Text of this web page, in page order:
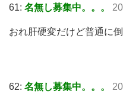
61: 名無し募集中。。。
おれ肝硬変だけど普通に
62: 名無し募集中。。。